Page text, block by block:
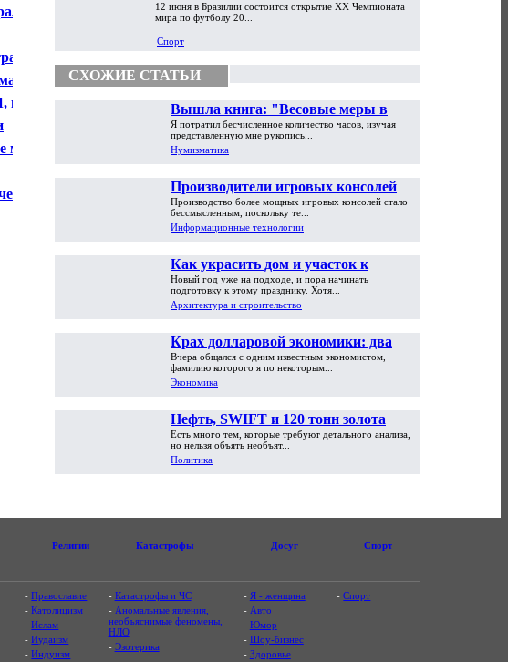
с
мира
22-го
12 июня в Бразилии состоится открытие XX Чемпионата
мира по футболу 20...
Спорт
СХОЖИЕ СТАТЬИ
Вышла книга: "Весовые меры в
торговой практике Античности и
Средневековья"
Я потратил бесчисленное количество часов, изучая
представленную мне рукопись...
Нумизматика
Производители игровых консолей
достигли предела возможностей
Производство более мощных игровых консолей стало
бессмысленным, поскольку те...
Информационные технологии
Как украсить дом и участок к
Новому году
Новый год уже на подходе, и пора начинать
подготовку к этому празднику. Хотя...
Архитектура и строительство
Крах долларовой экономики: два
пути обрушения
Вчера общался с одним известным экономистом,
фамилию которого я по некоторым...
Экономика
Нефть, SWIFT и 120 тонн золота
Есть много тем, которые требуют детального анализа,
но нельзя объять необъят...
Политика
Религии Катастрофы Досуг Спорт
-Православие
-Католицизм
-Ислам
-Иудаизм
-Индуизм
- Катастрофы и ЧС
- Аномальные явления,
необъяснимые феномены,
НЛО
- Эзотерика
- Я - женщина
- Авто
- Юмор
- Шоу-бизнес
- Здоровье
-Спорт